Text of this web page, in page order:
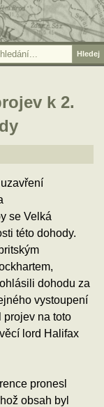
k 2.
se Velká
této dohody.
dohodu za
vystoupení
projev na toto
lord Halifax
pronesl
obsah byl